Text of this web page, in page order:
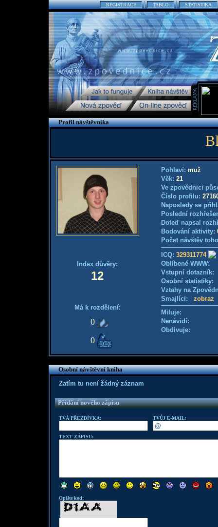
REGISTRACE TABLO STATISTIKA
Profil návštěvníka
Index důvěry:
12
Má k rozdělení:
0
0
Pohlaví: muž
Věk: 21
Ve zpovědnici
Číslo profilu:
Naposledy se
Poslední
Doteď napsal
Bodování aktivity:
Počet návštěv
ICQ: 329311774
Oblíbené WWW:
Vstupní
Osobní
Vztahy na
Smajlíci: zobraz
Miluje:
Nenávidí:
Obdivuje:
Osobní návštěvní kniha
Zatím tu není žádný záznam
Přidání nového zápisu
TVÁ PŘEZDÍVKA: TVŮJ E-MAIL:
TEXT ZÁPISU:
Opište kod: